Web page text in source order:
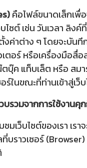
คือไฟล์ขนาดเล็กเพื่
บไซต์ เช่น วันเวลา ลิง
งค่าต่าง ๆ โดยจะบันทึ
อร์ หรือเครื่องมือสื่อส
ตบุ๊ค แท็บเล็ต หรือ สม
อร์ในขณะที่ท่านเข้าสู่เว็
บรวมจากการใช้งานคุ
ชมเว็บไซต์ของเรา เรา
บราวเซอร์ (Browser)